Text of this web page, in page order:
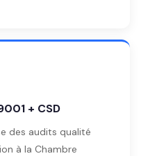
+ CSD
des audits qualité
à la Chambre